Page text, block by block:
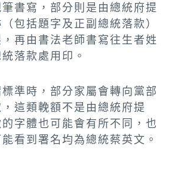
書寫，部分則是由總統府提
包括題字及正副總統落款）
再由書法老師書寫往生者姓
落款處用印。
準時，部分家屬會轉向黨部
這類輓額不是由總統府提
字體也可能會有所不同，也
看到署名均為總統蔡英文。